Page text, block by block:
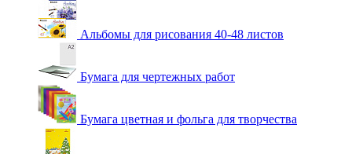
Альбомы для рисования 40-48 листов
Бумага для чертежных работ
Бумага цветная и фольга для творчества